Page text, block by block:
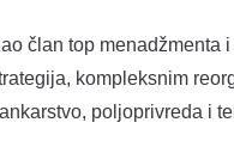
član top menadžmenta
kompleksnim
poljoprivreda i